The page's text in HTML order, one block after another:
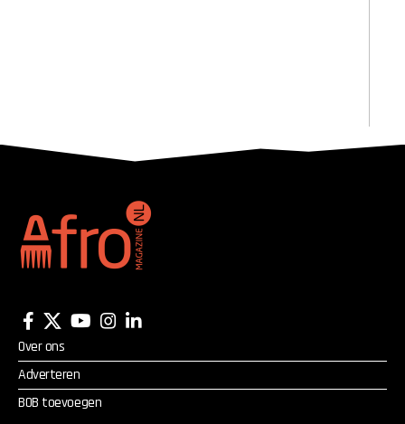
Over ons
Adverteren
BOB toevoegen